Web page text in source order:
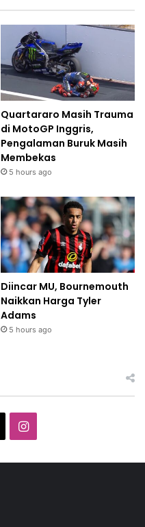
Quartararo Masih Trauma
di MotoGP Inggris,
Pengalaman Buruk Masih
Membekas
5 hours ago
Diincar MU, Bournemouth
Naikkan Harga Tyler
Adams
5 hours ago
I